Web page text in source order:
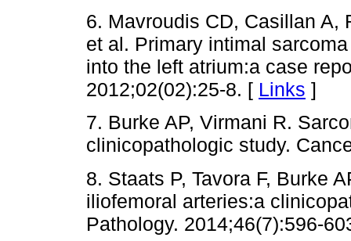
6. Mavroudis CD, Casillan A,
et al. Primary intimal
into the left atrium:a case
2012;02(02):25-8. [ Links ]
7. Burke AP, Virmani R.
clinicopathologic study.
8. Staats P, Tavora F, Burke
iliofemoral arteries:a
Pathology. 2014;46(7):596-